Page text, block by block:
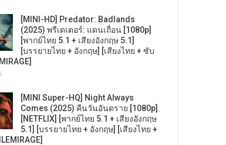
[MINI-HD] Predator: Badlands
(2025) พรีเดเตอร์: แดนเถื่อน [1080p]
[พากย์ไทย 5.1 + เสียงอังกฤษ 5.1]
[บรรยายไทย + อังกฤษ] [เสียงไทย + ซับ
[MINI Super-HQ] Night Always
Comes (2025) คืนวันอันตราย [1080p]
[NETFLIX] [พากย์ไทย 5.1 + เสียงอังกฤษ
5.1] [บรรยายไทย + อังกฤษ] [เสียงไทย +